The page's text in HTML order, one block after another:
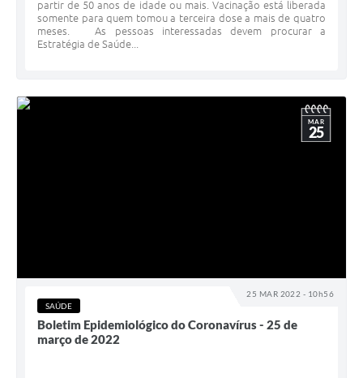
partir de 50 anos de idade ou mais. Vacinação está liberada
somente para quem tomou a terceira dose a mais de quatro
meses. As pessoas interessadas devem procurar a
Estratégia de Saúde...
25 MAR 2022 - 10h56
MAR
25
SAÚDE
Boletim Epidemiológico do Coronavírus - 25 de
março de 2022